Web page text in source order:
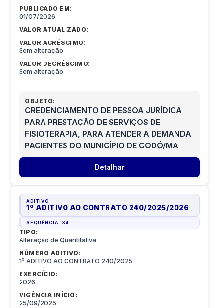
PUBLICADO EM:
01/07/2026
VALOR ATUALIZADO:
VALOR ACRÉSCIMO:
Sem alteração
VALOR DECRÉSCIMO:
Sem alteração
OBJETO:
CREDENCIAMENTO DE PESSOA JURÍDICA
PARA PRESTAÇÃO DE SERVIÇOS DE
FISIOTERAPIA, PARA ATENDER A DEMANDA
PACIENTES DO MUNICÍPIO DE CODÓ/MA
Detalhar
ADITIVO
1º ADITIVO AO CONTRATO 240/2025/2026
SEQUÊNCIA:34
TIPO:
Alteração de Quantitativa
NÚMERO ADITIVO:
1º ADITIVO AO CONTRATO 240/2025
EXERCÍCIO:
2026
VIGÊNCIA INÍCIO:
25/09/2025